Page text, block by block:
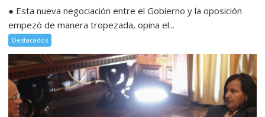
● Esta nueva negociación entre el Gobierno y la oposición
empezó de manera tropezada, opina el...
Destacados